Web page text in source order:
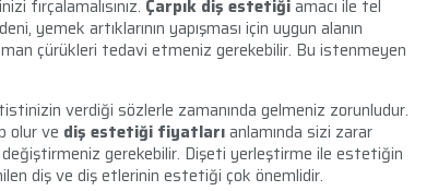
fırçalamalısınız. Çarpık diş estetiğiamacı ile tel
yemek artıklarının yapışması için uygun alanın
çürükleri tedavi etmeniz gerekebilir. Bu istenmeyen
verdiği sözlerle zamanında gelmeniz zorunludur.
olur ve diş estetiği fiyatlarıanlamında sizi zarar
gerekebilir. Dişeti yerleştirme ile estetiğin
diş ve diş etlerinin estetiği çok önemlidir.